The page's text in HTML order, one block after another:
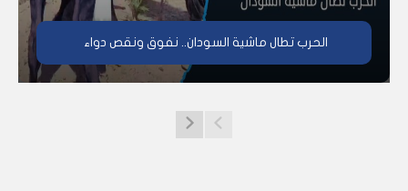
الحرب تطال ماشية السودان.. نفوق ونقص دواء